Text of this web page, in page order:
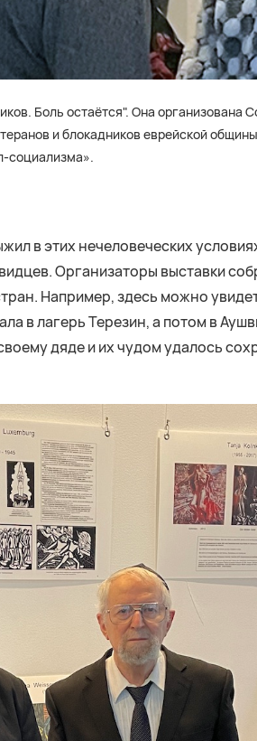
Боль остаётся". Она организована
и блокадников еврейской
социализма».
в этих нечеловеческих
Организаторы выставки
Например, здесь можно
в лагерь Терезин, а потом в
дяде и их чудом удалось